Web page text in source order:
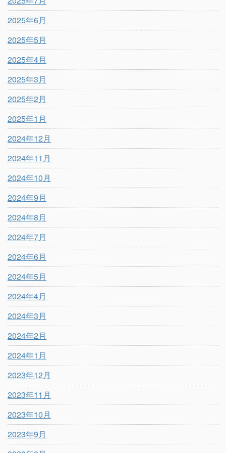
2025年6月
2025年5月
2025年4月
2025年3月
2025年2月
2025年1月
2024年12月
2024年11月
2024年10月
2024年9月
2024年8月
2024年7月
2024年6月
2024年5月
2024年4月
2024年3月
2024年2月
2024年1月
2023年12月
2023年11月
2023年10月
2023年9月